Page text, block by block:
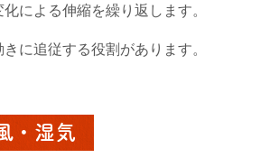
による伸縮を繰り返します。
に追従する役割があります。
・湿気